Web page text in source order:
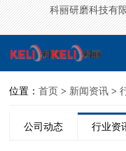
科丽研磨科技有
位置：首页 > 新闻资讯 >
公司动态 行业资